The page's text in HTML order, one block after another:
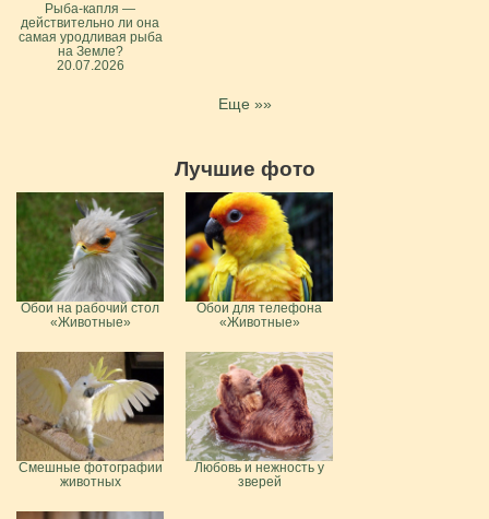
Рыба-капля —
действительно ли она
самая уродливая рыба
на Земле?
20.07.2026
Еще »»
Лучшие фото
Обои на рабочий стол
«Животные»
Обои для телефона
«Животные»
Смешные фотографии
животных
Любовь и нежность у
зверей